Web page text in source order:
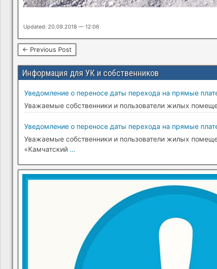
Updated: 20.09.2018 — 12:06
← Previous Post
Информация для УК и собственников
Уведомление о переносе даты перехода на прямые
Уважаемые собственники и пользователи жилых
Уведомление о переносе даты перехода на прямые
Уважаемые собственники и пользователи жилых
«Камчатский …